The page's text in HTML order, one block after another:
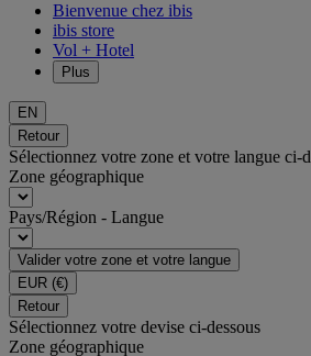
Bienvenue chez ibis
ibis store
Vol + Hotel
Plus
EN
Retour
Sélectionnez votre zone et votre langue ci-
Zone géographique
Pays/Région - Langue
Valider votre zone et votre langue
EUR (€)
Retour
Sélectionnez votre devise ci-dessous
Zone géographique